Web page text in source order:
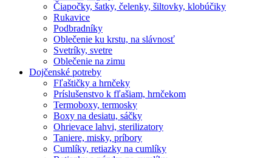
Čiapočky, šatky, čelenky, šiltovky, klobúčiky
Rukavice
Podbradníky
Oblečenie ku krstu, na slávnosť
Svetríky, svetre
Oblečenie na zimu
Dojčenské potreby
Fľaštičky a hrnčeky
Príslušenstvo k fľašiam, hrnčekom
Termoboxy, termosky
Boxy na desiatu, sáčky
Ohrievace lahvi, sterilizatory
Taniere, misky, príbory
Cumlíky, retiazky na cumlíky